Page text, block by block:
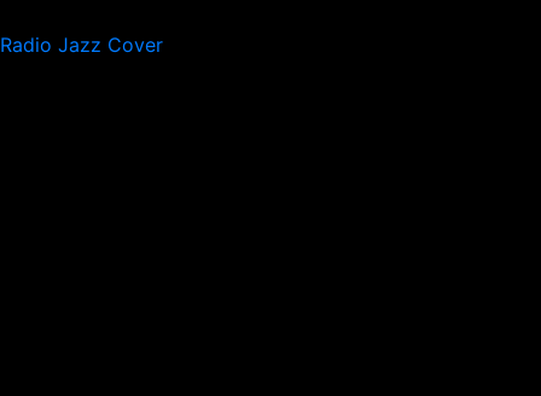
Radio Jazz Cover